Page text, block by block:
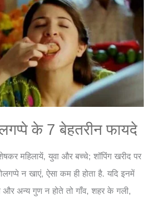
के 7 बेहतरीन फायदे
महिलायें, युवा और बच्चे; शॉपिंग खरीद पर
न खाएं, ऐसा कम ही होता है. यदि इनमें
और अन्य गुण न होते तो गाँव, शहर के गली,